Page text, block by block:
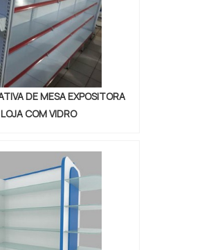
DE MESA EXPOSITORA
COM VIDRO